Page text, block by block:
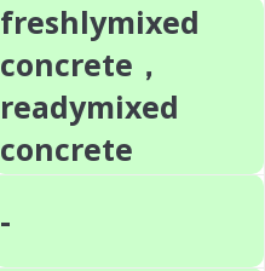
freshlymixed
concrete，
readymixed
concrete
-